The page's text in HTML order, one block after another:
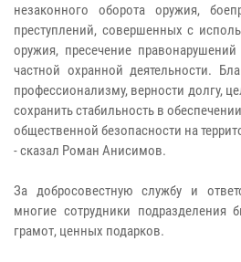
незаконного оборота оружия,
преступлений, совершенных с
оружия, пресечение
частной охранной деятельности.
профессионализму, верности долгу,
сохранить стабильность в
общественной безопасности на
- сказал Роман Анисимов.
За добросовестную службу и
многие сотрудники подразделения
грамот, ценных подарков.